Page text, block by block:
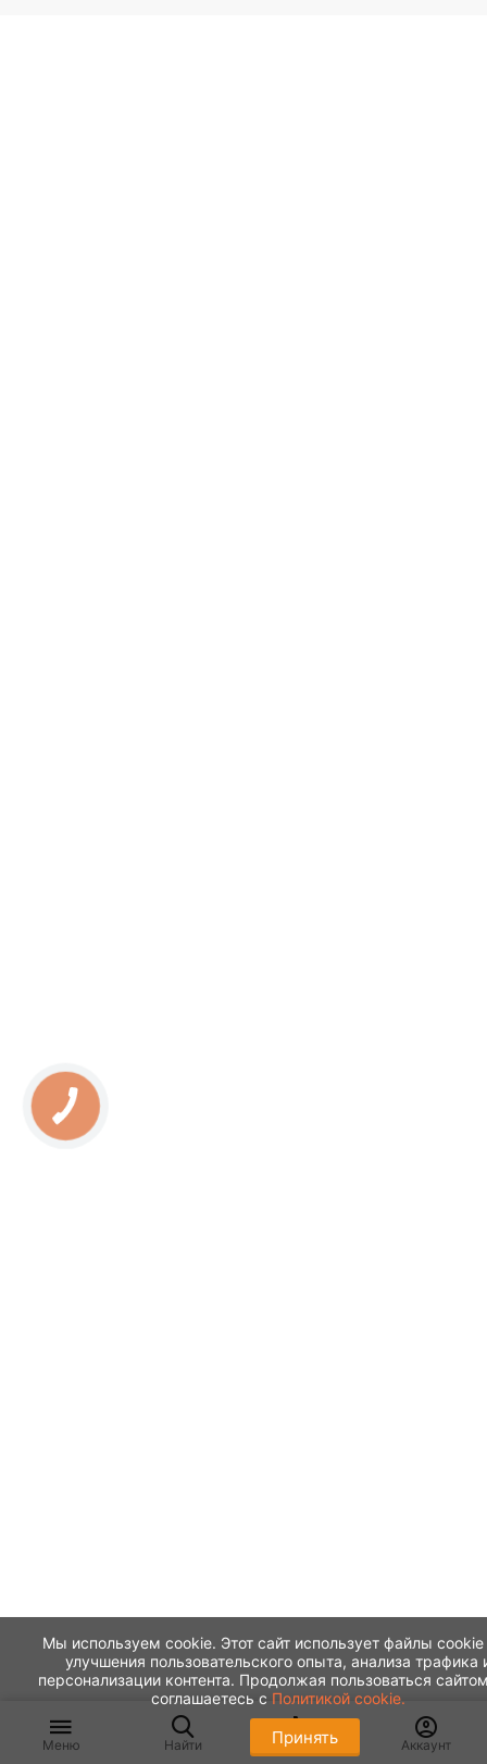
Меню Найти Корзина Аккаунт
Мы используем cookie. Этот сайт использует файлы cookie
улучшения пользовательского опыта, анализа трафика
персонализации контента. Продолжая пользоваться
соглашаетесь с Политикой cookie.
Принять